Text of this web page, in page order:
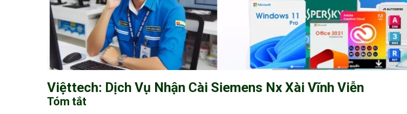
Việttech: Dịch Vụ Nhận Cài Siemens Nx Xài Vĩnh Viễn
Tóm tắt